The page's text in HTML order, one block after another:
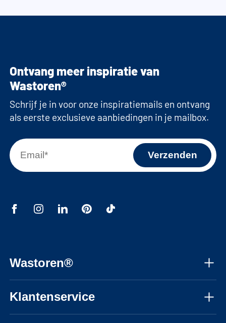
Wastoren®
Klantenservice
Ontvang meer inspiratie van
Wastoren®
Schrijf je in voor onze inspiratiemails en ontvang
als eerste exclusieve aanbiedingen in je mailbox.